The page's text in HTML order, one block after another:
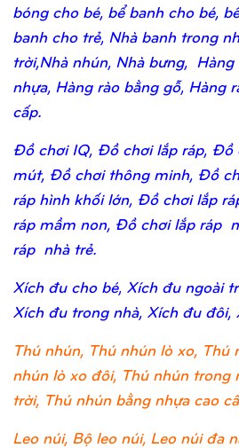
bóng cho bé, bể banh cho bé,
banh cho trẻ, Nhà banh trong
trời,Nhà nhún, Nhà bưng, Hàng
nhựa, Hàng rào bằng gỗ, Hàng
cấp.
Đồ chơi IQ, Đồ chơi lắp ráp, Đồ
mút, Đồ chơi thông minh, Đồ
ráp hình khối lớn, Đồ chơi lắp
ráp mầm non, Đồ chơi lắp ráp
ráp nhà trẻ.
Xích đu cho bé, Xích đu ngoài
Xích đu trong nhà, Xích đu
Thú nhún, Thú nhún lò xo, Thú
nhún lò xo đôi, Thú nhún trong
trời, Thú nhún bằng nhựa cao
Leo núi, Bộ leo núi, Leo núi đa